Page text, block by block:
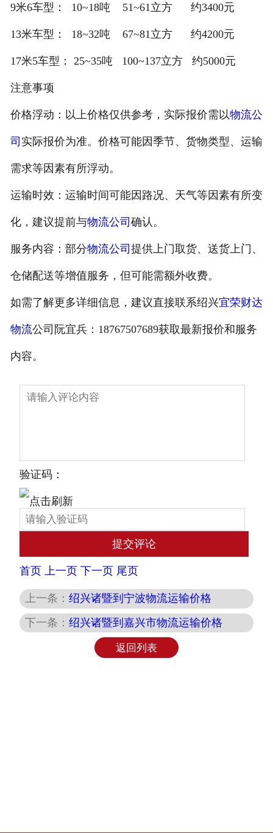
9米6车型： 10~18吨 51~61立方 约3400元
13米车型： 18~32吨 67~81立方 约4200元
17米5车型： 25~35吨 100~137立方 约5000元
注意事项
价格浮动：以上价格仅供参考，实际报价需以物流公
司 实际报价为准。价格可能因季节、货物类型、运输
需求等因素有所浮动。
运输时效：运输时间可能因路况、天气等因素有所变
化，建议提前与物流公司 确认。
服务内容：部分物流公司 提供上门取货、送货上门、
仓储配送等增值服务，但可能需额外收费。
如需了解更多详细信息，建议直接联系绍兴宜荣财达
物流公司阮宜兵：18767507689获取最新报价和服务
内容。
验证码：
首页 上一页 下一页 尾页
上一条： 绍兴诸暨到宁波物流运输价格
下一条： 绍兴诸暨到嘉兴市物流运输价格
返回列表